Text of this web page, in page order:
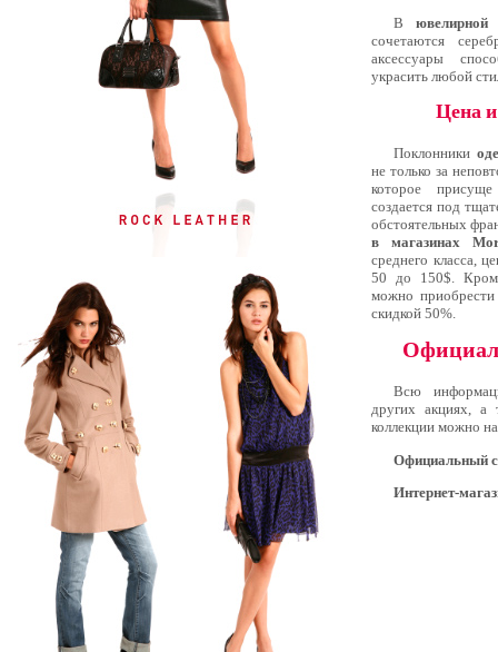
В ювелирной
сочетаются
аксессуары
украсить любой
Цена
Поклонники
не только за
которое
создается под
обстоятельных
в магазинах
среднего класса,
50 до 150$.
можно
скидкой 50%.
Всю
других акциях, а
коллекции можно
Официальный
Интернет-